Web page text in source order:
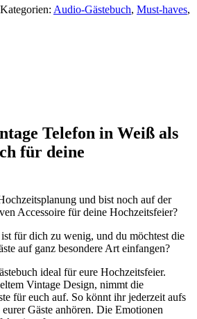
Kategorien: Audio-Gästebuch, Must-haves,
Telefon in Weiß als
für deine
und bist noch auf der
Accessoire für deine Hochzeitsfeier?
für dich zu wenig, und du möchtest die
auf ganz besondere Art einfangen?
ideal für eure Hochzeitsfeier.
Vintage Design, nimmt die
für euch auf. So könnt ihr jederzeit aufs
Gäste anhören. Die Emotionen